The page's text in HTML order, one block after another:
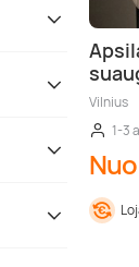
Vilnius
1-3